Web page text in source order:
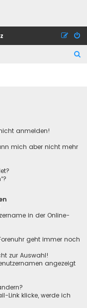
anmelden!
mich aber nicht mehr
in der Online-
geht immer noch
zur Auswahl!
angezeigt
Link klicke, werde ich